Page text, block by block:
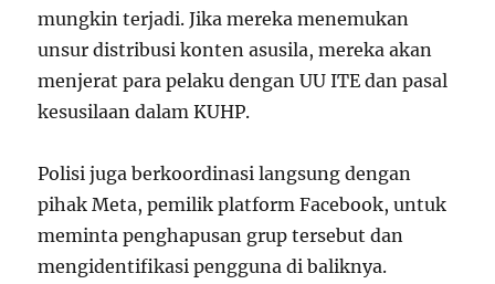
mungkin terjadi. Jika mereka menemukan
unsur distribusi konten asusila, mereka akan
menjerat para pelaku dengan UU ITE dan pasal
kesusilaan dalam KUHP.
Polisi juga berkoordinasi langsung dengan
pihak Meta, pemilik platform Facebook, untuk
meminta penghapusan grup tersebut dan
mengidentifikasi pengguna di baliknya.